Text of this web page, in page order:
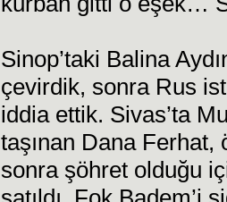
Sinop’taki Balina
çevirdik, sonra Rus
iddia ettik. Sivas’ta
taşınan Dana
sonra şöhret olduğu